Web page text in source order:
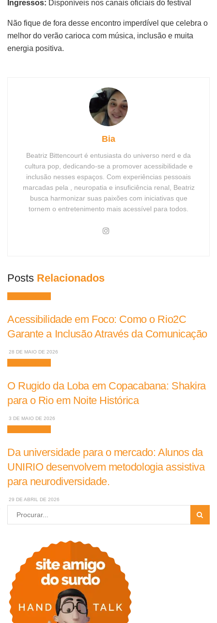
Ingressos: Disponíveis nos canais oficiais do festival
Não fique de fora desse encontro imperdível que celebra o
melhor do verão carioca com música, inclusão e muita
energia positiva.
Bia
Beatriz Bittencourt é entusiasta do universo nerd e da
cultura pop, dedicando-se a promover acessibilidade e
inclusão nesses espaços. Com experiências pessoais
marcadas pela , neuropatia e insuficiência renal, Beatriz
busca harmonizar suas paixões com iniciativas que
tornem o entretenimento mais acessível para todos.
Posts Relacionados
Acessibilidade em Foco: Como o Rio2C
Garante a Inclusão Através da Comunicação
28 DE MAIO DE 2026
O Rugido da Loba em Copacabana: Shakira
para o Rio em Noite Histórica
3 DE MAIO DE 2026
Da universidade para o mercado: Alunos da
UNIRIO desenvolvem metodologia assistiva
para neurodiversidade.
29 DE ABRIL DE 2026